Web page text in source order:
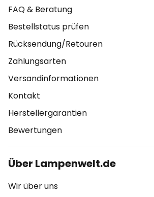
FAQ & Beratung
Bestellstatus prüfen
Rücksendung/Retouren
Zahlungsarten
Versandinformationen
Kontakt
Herstellergarantien
Bewertungen
Über Lampenwelt.de
Wir über uns